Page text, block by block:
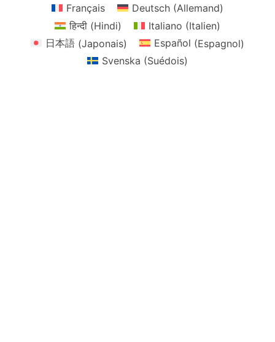
Français
Deutsch (Allemand)
हिन्दी (Hindi) Italiano (Italien)
日本語 (Japonais) Español (Espagnol)
Svenska (Suédois)